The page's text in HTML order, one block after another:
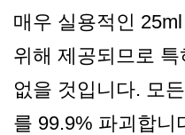
매우 실용적인
위해 제공되므로
없을 것입니다. 모
를 99.9% 파괴합니